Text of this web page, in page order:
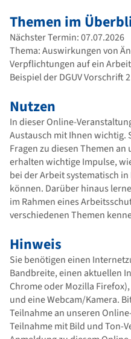
Themen im
Nächster Termin: 07.07.2026
Thema: Auswirkungen von
Verpflichtungen auf ein
Beispiel der DGUV Vorschrift 2
Nutzen
In dieser Online-
Austausch mit Ihnen wichtig.
Fragen zu diesen Themen
erhalten wichtige Impulse,
bei der Arbeit systematisch
können. Darüber hinaus
im Rahmen eines
verschiedenen Themen
Hinweis
Sie benötigen einen
Bandbreite, einen aktuellen
Chrome oder Mozilla
und eine Webcam/Kamera.
Teilnahme an unseren
Teilnahme mit Bild und Ton-